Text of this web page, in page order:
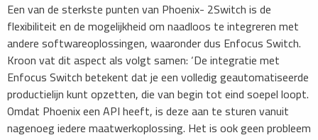
Een van de sterkste punten van Phoenix- 2Switch is de
flexibiliteit en de mogelijkheid om naadloos te integreren met
andere softwareoplossingen, waaronder dus Enfocus Switch.
Kroon vat dit aspect als volgt samen: ‘De integratie met
Enfocus Switch betekent dat je een volledig geautomatiseerde
productielijn kunt opzetten, die van begin tot eind soepel loopt.
Omdat Phoenix een API heeft, is deze aan te sturen vanuit
nagenoeg iedere maatwerkoplossing. Het is ook geen probleem